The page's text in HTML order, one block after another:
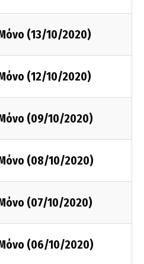
(13/10/2020)
(12/10/2020)
(09/10/2020)
(08/10/2020)
(07/10/2020)
(06/10/2020)